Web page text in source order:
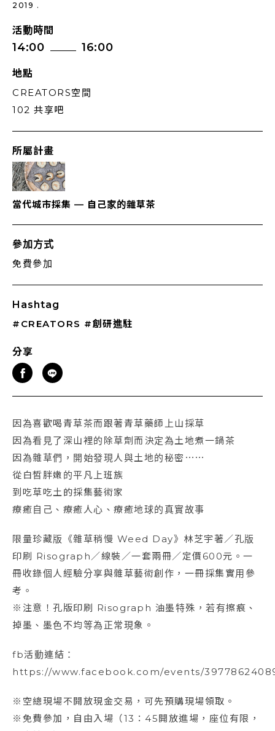
2019 .
活動時間
14:00 16:00
地點
CREATORS空間
102 共享吧
所屬計畫
當代城市採集 — 自己家的雜草茶
參加方式
免費參加
Hashtag
#CREATORS #創研進駐
分享
因為喜歡喝青草茶而跟著青草藥師上山採草
因為看見了深山裡的除草劑而決定為土地煮一鍋茶
因為雜草們，開始發現人與土地的秘密⋯⋯
從白皙胖嫩的平凡上班族
到吃草吃土的採集藝術家
療癒自己、療癒人心、療癒地球的真實故事
限量珍藏版《雜草稍慢 Weed Day》林芝宇著／孔版
印刷 Risograph／線裝／一套兩冊／定價600元。一
冊收錄個人經驗分享與雜草藝術創作，一冊採集實用參
考。
※注意！孔版印刷 Risograph 油墨特殊，若有擦痕、
掉墨、墨色不均等為正常現象。
fb活動連結：
https://www.facebook.com/events/
※空總現場不開放現金交易，可先預購現場領取。
※免費參加，自由入場（13：45開放進場，座位有限，